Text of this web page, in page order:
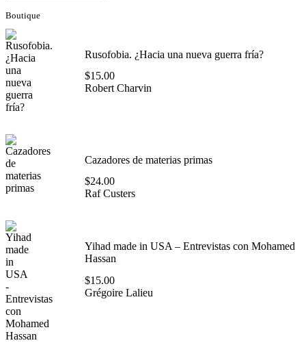
Boutique
Rusofobia. ¿Hacia una nueva guerra fría?
$15.00
Robert Charvin
Cazadores de materias primas
$24.00
Raf Custers
Yihad made in USA – Entrevistas con Mohamed
Hassan
$15.00
Grégoire Lalieu